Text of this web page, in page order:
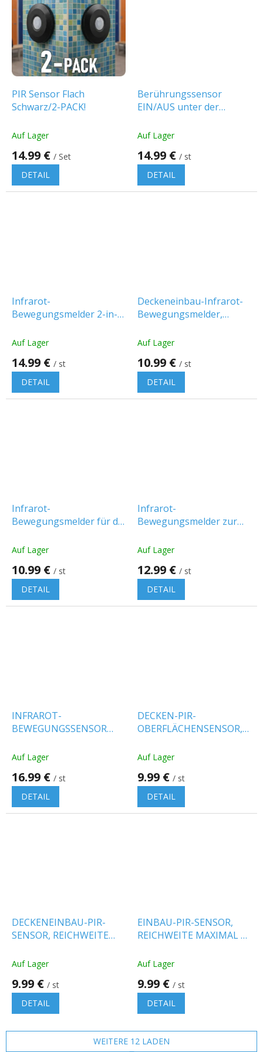
PIR Sensor Flach
Schwarz/2-PACK!
Auf Lager
14.99 € / Set
DETAIL
Berührungssensor
EIN/AUS unter der
Auf Lager
14.99 € / st
DETAIL
Infrarot-
Bewegungsmelder 2-in-1
offen/geschlossen), 360°,
Auf Lager
14.99 € / st
DETAIL
Deckeneinbau-Infrarot-
Bewegungsmelder,
Auf Lager
10.99 € / st
DETAIL
Infrarot-
Bewegungsmelder für die
schwarz
Auf Lager
10.99 € / st
DETAIL
Infrarot-
Bewegungsmelder zur
beweglichem Kopf,
Auf Lager
12.99 € / st
DETAIL
INFRAROT-
BEWEGUNGSSENSOR
OFFEN/GESCHLOSSEN),
MAXIMAL 200 W, IP20
Auf Lager
16.99 € / st
DETAIL
DECKEN-PIR-
OBERFLÄCHENSENSOR,
8M, MAXIMAL 400W,
IP20, WEISS
Auf Lager
9.99 € / st
DETAIL
DECKENEINBAU-PIR-
SENSOR, REICHWEITE
600W, IP20, WEISS
Auf Lager
9.99 € / st
DETAIL
EINBAU-PIR-SENSOR,
REICHWEITE MAXIMAL 10
WEISS
Auf Lager
9.99 € / st
DETAIL
WEITERE 12 LADEN